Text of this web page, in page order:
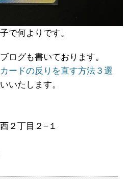
で何よりです。
ログも書いております。
ードの反りを直す方法３選
いたします。
２丁目２−１